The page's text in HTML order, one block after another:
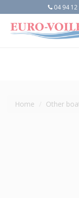
04 94 12
Home Other